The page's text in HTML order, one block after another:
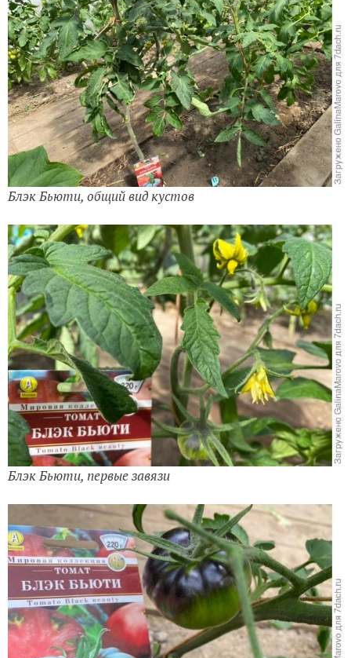
Блэк Бьюти, общий вид кустов
Блэк Бьюти, первые завязи